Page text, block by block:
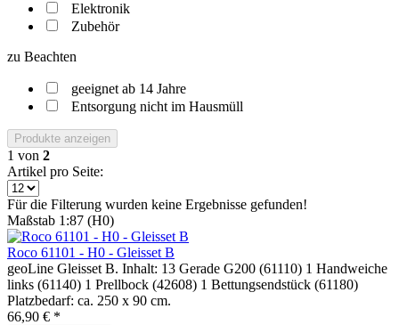
Elektronik
Zubehör
zu Beachten
geeignet ab 14 Jahre
Entsorgung nicht im Hausmüll
Produkte anzeigen
1 von 2
Artikel pro Seite:
Für die Filterung wurden keine Ergebnisse gefunden!
Maßstab 1:87 (H0)
Roco 61101 - H0 - Gleisset B
geoLine Gleisset B. Inhalt: 13 Gerade G200 (61110) 1 Handweiche
links (61140) 1 Prellbock (42608) 1 Bettungsendstück (61180)
Platzbedarf: ca. 250 x 90 cm.
66,90 € *